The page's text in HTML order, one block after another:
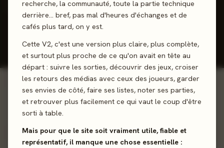
recherche, la communauté, toute la partie technique
derrière… bref, pas mal d'heures d'échanges et de
cafés plus tard, on y est.
Cette V2, c'est une version plus claire, plus complète,
et surtout plus proche de ce qu'on avait en tête au
départ : suivre les sorties, découvrir des jeux, croiser
les retours des médias avec ceux des joueurs, garder
ses envies de côté, faire ses listes, noter ses parties,
et retrouver plus facilement ce qui vaut le coup d'être
sorti à table.
Mais pour que le site soit vraiment utile, fiable et
représentatif, il manque une chose essentielle :
Top 7% communauté
Statistiques
Ma
collection
Badges &
objectifs
📋
Listes
ACTIVITÉ 30 JOURS0jeux joués0 avis donnés